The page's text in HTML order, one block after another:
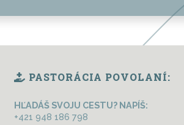
PASTORÁCIA POVOLANÍ:
HĽADÁŠ SVOJU CESTU? NAPÍŠ:
+421 948 186 798